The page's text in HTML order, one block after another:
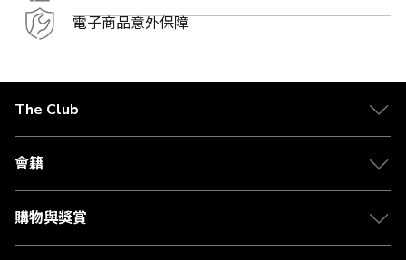
電子商品意外保障
The Club
關於 The Club
合作夥伴
媒體中心
會籍
會籍及專屬禮遇
賺取積分
購物與獎賞
物流與配送